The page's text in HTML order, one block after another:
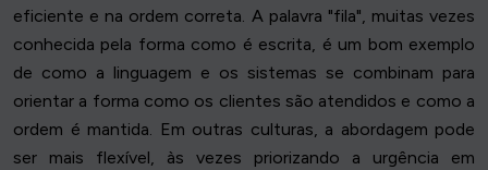
eficiente e na ordem correta. A palavra "fila", muitas vezes
conhecida pela forma como é escrita, é um bom exemplo
de como a linguagem e os sistemas se combinam para
orientar a forma como os clientes são atendidos e como a
ordem é mantida. Em outras culturas, a abordagem pode
ser mais flexível, às vezes priorizando a urgência em